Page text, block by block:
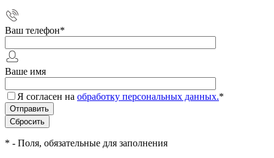
Ваш телефон*
Ваше имя
Я согласен на обработку персональных данных.*
* - Поля, обязательные для заполнения